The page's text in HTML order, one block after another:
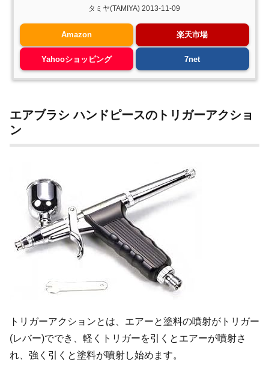
タミヤ(TAMIYA) 2013-11-09
Amazon 楽天市場
Yahooショッピング 7net
エアブラシ ハンドピースのトリガーアクショ
ン
トリガーアクションとは、エアーと塗料の噴射がトリガー
(レバー)ででき、軽くトリガーを引くとエアーが噴射さ
れ、強く引くと塗料が噴射し始めます。